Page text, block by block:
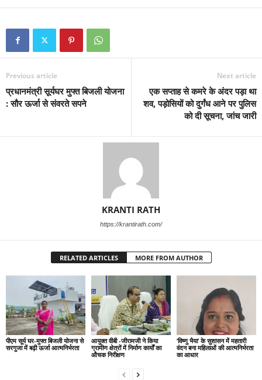
Previous article
प्रधानमंत्री सूर्यघर मुफ्त बिजली योजना
: सौर ऊर्जा से संवरते सपने
Next article
एक सप्ताह से कमरे के अंदर पड़ा था
शव, पड़ोसियों को दुर्गंध आने पर पुलिस
को दी सूचना, जांच जारी
KRANTI RATH
https://krantirath.com/
RELATED ARTICLES MORE FROM AUTHOR
पीएम सूर्य घर-मुफ्त बिजली योजना से
सरगुजा में बढ़ी ऊर्जा आत्मनिर्भरता
आयुक्त वीबी -जीरामजी ने किया
ग्रामीण क्षेत्रों में निर्माण कार्यों का
औचक निरीक्षण
‘विष्णु भैया’ के सुशासन में महतारी
वंदन बना महिलाओं की आत्मनिर्भरता
का आधार